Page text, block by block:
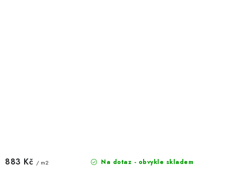
Na dotaz - obvykle skladem
883 Kč / m2